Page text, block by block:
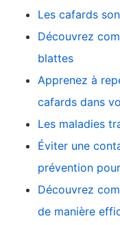
Les cafards
Découvrez
blattes
Apprenez à
cafards dans
Les maladies
Éviter une
prévention
Découvrez
de manière